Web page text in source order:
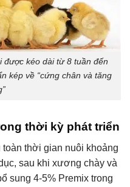
được kéo dài từ 8 tuần đến
kép về “cứng chân và tăng
thời kỳ phát triển
thời gian nuôi khoảng
sau khi xương chày và
sung 4-5% Premix trong